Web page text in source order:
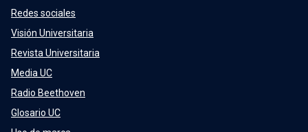
Redes sociales
Visión Universitaria
Revista Universitaria
Media UC
Radio Beethoven
Glosario UC